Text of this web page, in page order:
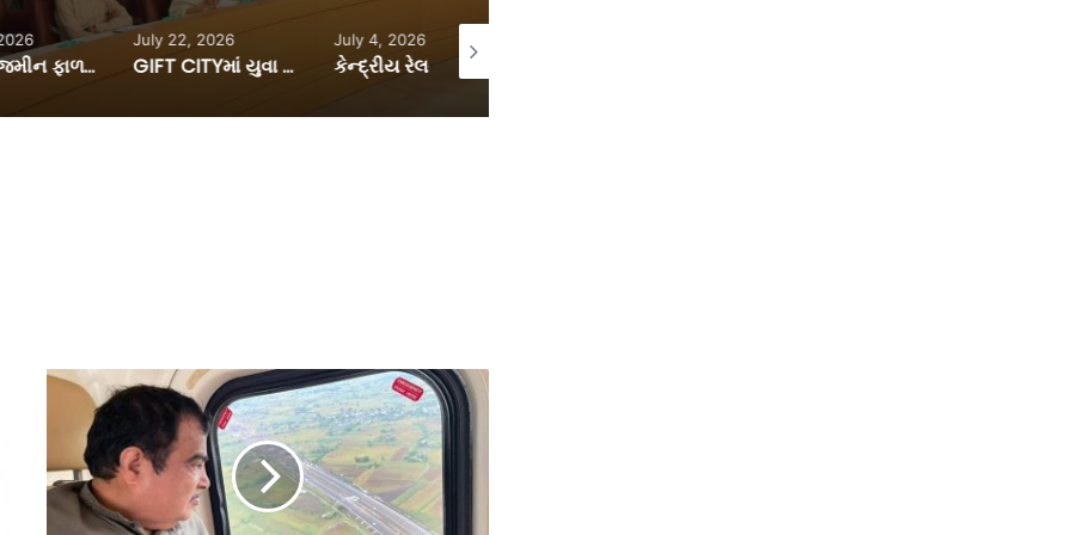
સરકારી જમીન ફાળવણીની પ્રક્રિયા ઝડપી અને સરળ બનાવવા, કલેક્ટરો અને ડી.ડી.ઓ.ની સત્તામર્યાદામાં કરાયો વધારો
July 22, 2026
GIFT CITYમાં યુવા ફિનટેક ઈનોવેટર્સ માટે ‘યંગ બિલ્ડર્સ પ્રોગ્રામ’ની જાહેરાત, અરજી કરવાની છેલ્લી તા.16 ઓગસ્ટ
July 4, 2026
કેન્દ્રીય રેલવે મંત્રી અશ્વિની વૈષ્ણવે, અમદાવાદ બુલેટ ટ્રેન સ્ટેશનના નિર્માણની કરી સમીક્ષા